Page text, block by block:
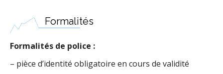
Formalités
Formalités de police :
– pièce d’identité obligatoire en cours de validité